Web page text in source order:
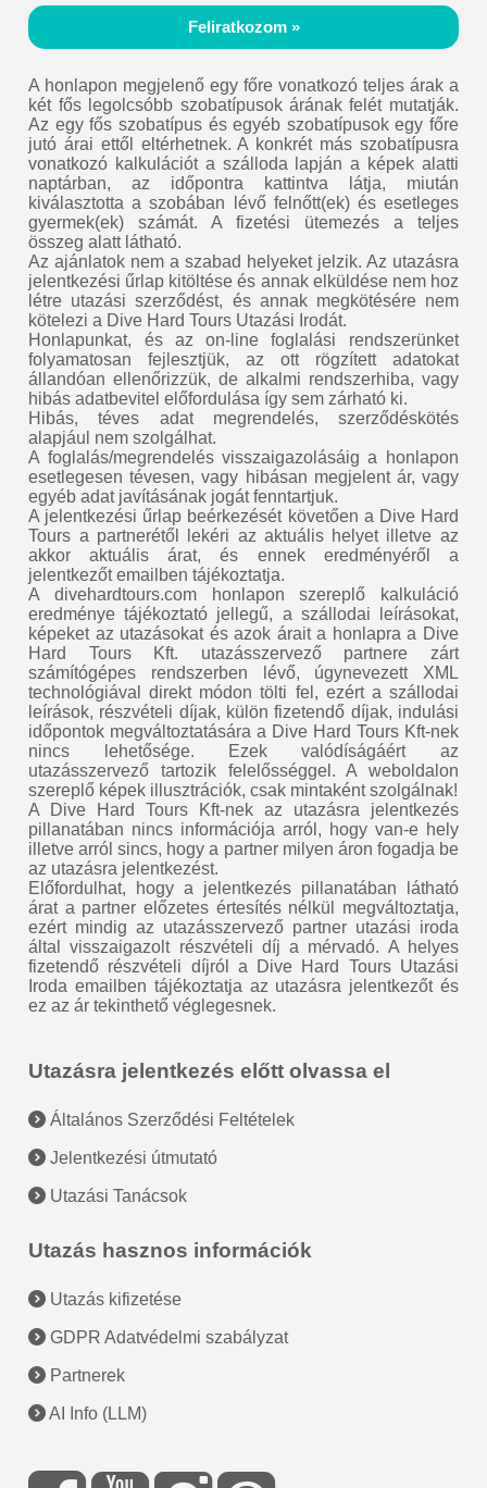
Feliratkozom »
A honlapon megjelenő egy főre vonatkozó teljes árak a
két fős legolcsóbb szobatípusok árának felét mutatják.
Az egy fős szobatípus és egyéb szobatípusok egy főre
jutó árai ettől eltérhetnek. A konkrét más szobatípusra
vonatkozó kalkulációt a szálloda lapján a képek alatti
naptárban, az időpontra kattintva látja, miután
kiválasztotta a szobában lévő felnőtt(ek) és esetleges
gyermek(ek) számát. A fizetési ütemezés a teljes
összeg alatt látható.
Az ajánlatok nem a szabad helyeket jelzik. Az utazásra
jelentkezési űrlap kitöltése és annak elküldése nem hoz
létre utazási szerződést, és annak megkötésére nem
kötelezi a Dive Hard Tours Utazási Irodát.
Honlapunkat, és az on-line foglalási rendszerünket
folyamatosan fejlesztjük, az ott rögzített adatokat
állandóan ellenőrizzük, de alkalmi rendszerhiba, vagy
hibás adatbevitel előfordulása így sem zárható ki.
Hibás, téves adat megrendelés, szerződéskötés
alapjául nem szolgálhat.
A foglalás/megrendelés visszaigazolásáig a honlapon
esetlegesen tévesen, vagy hibásan megjelent ár, vagy
egyéb adat javításának jogát fenntartjuk.
A jelentkezési űrlap beérkezését követően a Dive Hard
Tours a partnerétől lekéri az aktuális helyet illetve az
akkor aktuális árat, és ennek eredményéről a
jelentkezőt emailben tájékoztatja.
A divehardtours.com honlapon szereplő kalkuláció
eredménye tájékoztató jellegű, a szállodai leírásokat,
képeket az utazásokat és azok árait a honlapra a Dive
Hard Tours Kft. utazásszervező partnere zárt
számítógépes rendszerben lévő, úgynevezett XML
technológiával direkt módon tölti fel, ezért a szállodai
leírások, részvételi díjak, külön fizetendő díjak, indulási
időpontok megváltoztatására a Dive Hard Tours Kft-nek
nincs lehetősége. Ezek valódíságáért az
utazásszervező tartozik felelősséggel. A weboldalon
szereplő képek illusztrációk, csak mintaként szolgálnak!
A Dive Hard Tours Kft-nek az utazásra jelentkezés
pillanatában nincs információja arról, hogy van-e hely
illetve arról sincs, hogy a partner milyen áron fogadja be
az utazásra jelentkezést.
Előfordulhat, hogy a jelentkezés pillanatában látható
árat a partner előzetes értesítés nélkül megváltoztatja,
ezért mindig az utazásszervező partner utazási iroda
által visszaigazolt részvételi díj a mérvadó. A helyes
fizetendő részvételi díjról a Dive Hard Tours Utazási
Iroda emailben tájékoztatja az utazásra jelentkezőt és
ez az ár tekinthető véglegesnek.
Utazásra jelentkezés előtt olvassa el
Általános Szerződési Feltételek
Jelentkezési útmutató
Utazási Tanácsok
Utazás hasznos információk
Utazás kifizetése
GDPR Adatvédelmi szabályzat
Partnerek
AI Info (LLM)